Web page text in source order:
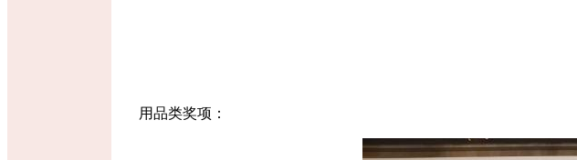
用品类奖项：